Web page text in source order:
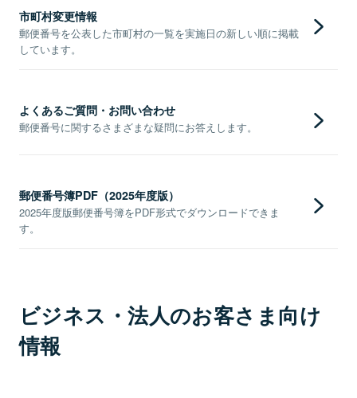
市町村変更情報
郵便番号を公表した市町村の一覧を実施日の新しい順に掲載
しています。
よくあるご質問・お問い合わせ
郵便番号に関するさまざまな疑問にお答えします。
郵便番号簿PDF（2025年度版）
2025年度版郵便番号簿をPDF形式でダウンロードできま
す。
ビジネス・法人のお客さま向け
情報